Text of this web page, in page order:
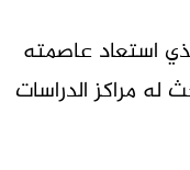
استعاد عاصمته
له مراكز الدراسات